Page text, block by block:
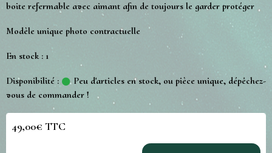
boite refermable avec aimant afin de toujours le garder protéger
Modèle unique photo contractuelle
En stock : 1
Disponibilité :
Peu d'articles en stock, ou pièce unique, dépêchez-
vous de commander !
49,00€ TTC